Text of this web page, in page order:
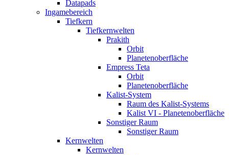
Datapads
Ingamebereich
Tiefkern
Tiefkernwelten
Prakith
Orbit
Planetenoberfläche
Empress Teta
Orbit
Planetenoberfläche
Kalist-System
Raum des Kalist-Systems
Kalist VI - Planetenoberfläche
Sonstiger Raum
Sonstiger Raum
Kernwelten
Kernwelten